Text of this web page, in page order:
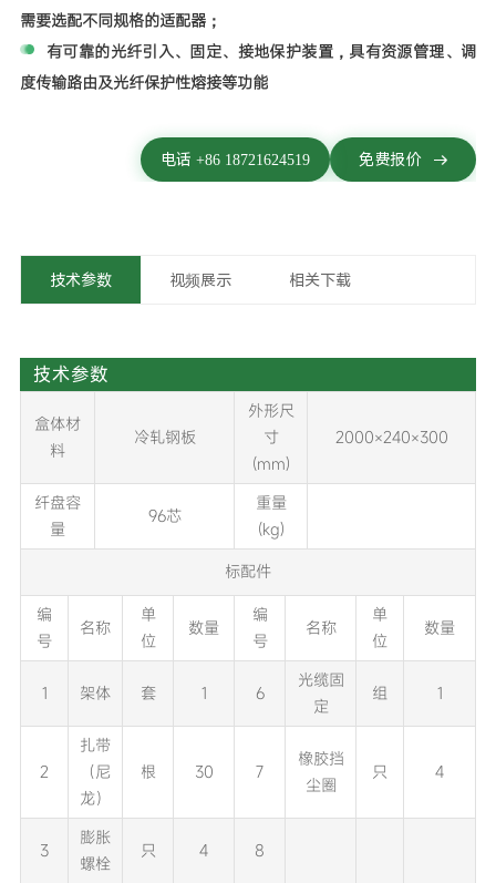
需要选配不同规格的适配器；
有可靠的光纤引入、固定、接地保护装置，具有资源管理、调
度传输路由及光纤保护性熔接等功能
免费报价
电话 +86 18721624519
技术参数 视频展示 相关下载
技术参数
盒体材
料
冷轧钢板
外形尺
寸
(mm)
2000×240×300
纤盘容
量
96芯
重量
(kg)
标配件
编
号
名称
单
位
数量
编
号
名称
单
位
数量
1 架体 套 1 6
光缆固
定
组 1
2
扎带
（尼
龙）
根 30 7
橡胶挡
尘圈
只 4
3
膨胀
螺栓
只 4 8